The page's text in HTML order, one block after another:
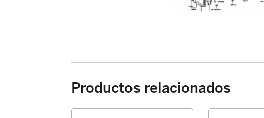
Productos relacionados